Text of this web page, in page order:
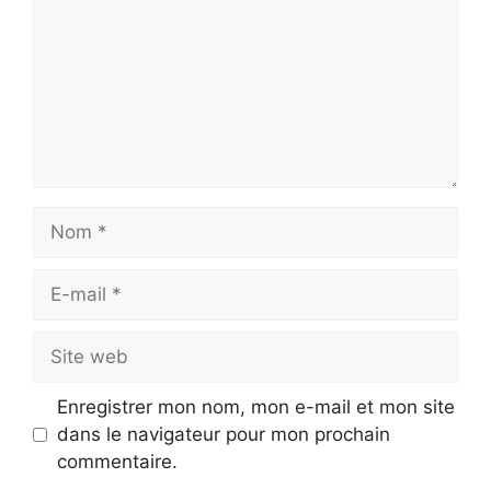
mail
web
Enregistrer mon nom, mon e-mail et mon site
dans le navigateur pour mon prochain
commentaire.